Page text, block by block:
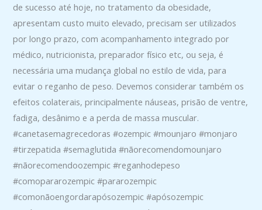
de sucesso até hoje, no tratamento da obesidade,
apresentam custo muito elevado, precisam ser utilizados
por longo prazo, com acompanhamento integrado por
médico, nutricionista, preparador físico etc, ou seja, é
necessária uma mudança global no estilo de vida, para
evitar o reganho de peso. Devemos considerar também os
efeitos colaterais, principalmente náuseas, prisão de ventre,
fadiga, desânimo e a perda de massa muscular.
#canetasemagrecedoras #ozempic #mounjaro #monjaro
#tirzepatida #semaglutida #nãorecomendomounjaro
#nãorecomendoozempic #reganhodepeso
#comopararozempic #pararozempic
#comonãoengordarapósozempic #apósozempic